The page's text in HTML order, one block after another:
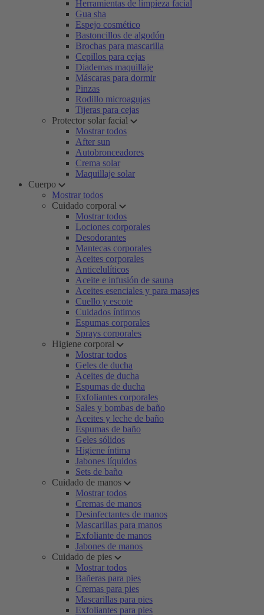
Herramientas de limpieza facial
Gua sha
Espejo cosmético
Bastoncillos de algodón
Brochas para mascarilla
Cepillos para cejas
Diademas maquillaje
Máscaras para dormir
Pinzas
Rodillo microagujas
Tijeras para cejas
Protector solar facial
Mostrar todos
After sun
Autobronceadores
Crema solar
Maquillaje solar
Cuerpo
Mostrar todos
Cuidado corporal
Mostrar todos
Lociones corporales
Desodorantes
Mantecas corporales
Aceites corporales
Anticelulíticos
Aceite e infusión de sauna
Aceites esenciales y para masajes
Cuello y escote
Cuidados íntimos
Espumas corporales
Sprays corporales
Higiene corporal
Mostrar todos
Geles de ducha
Aceites de ducha
Espumas de ducha
Exfoliantes corporales
Sales y bombas de baño
Aceites y leche de baño
Espumas de baño
Geles sólidos
Higiene íntima
Jabones líquidos
Sets de baño
Cuidado de manos
Mostrar todos
Cremas de manos
Desinfectantes de manos
Mascarillas para manos
Exfoliante de manos
Jabones de manos
Cuidado de pies
Mostrar todos
Bañeras para pies
Cremas para pies
Mascarillas para pies
Exfoliantes para pies